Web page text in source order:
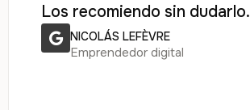
Los recomiendo sin dudarlo.
NICOLÁS LEFÈVRE
Emprendedor digital